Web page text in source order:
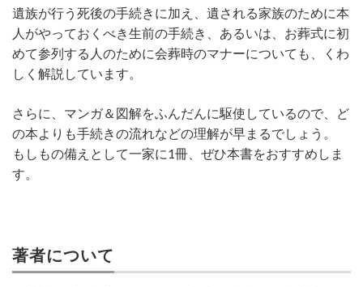
遺族が行う死後の手続きに加え、遺される家族のために本
人がやっておくべき生前の手続き、あるいは、お葬式に初
めて参列する人のために会葬時のマナーについても、くわ
しく解説しています。
さらに、マンガ＆図解をふんだんに駆使しているので、ど
の本よりも手続きの流れなどの理解が早まるでしょう。
もしもの備えとして一家に1冊、ぜひ本書をおすすめしま
す。
著者について